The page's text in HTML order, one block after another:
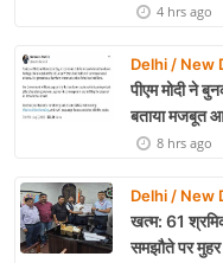
4 hrs ago
Delhi / New
पीएम मोदी ने
बताया मजबूत
8 hrs ago
Delhi / New
खत्म: 61
समझौते पर मुहर